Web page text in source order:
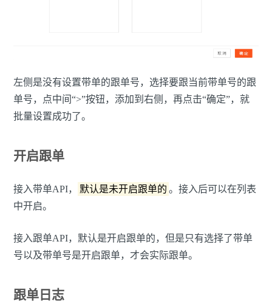
左侧是没有设置带单的跟单号，选择要跟当前带单号的跟
单号，点中间“>”按钮，添加到右侧，再点击“确定”，就
批量设置成功了。
开启跟单
接入带单API， 默认是未开启跟单的 。接入后可以在列表
中开启。
接入跟单API，默认是开启跟单的，但是只有选择了带单
号以及带单号是开启跟单，才会实际跟单。
跟单日志